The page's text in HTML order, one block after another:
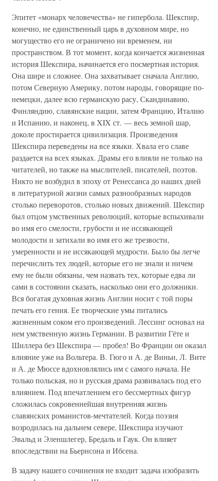
Эпитет «монарх человечества» не гипербола. Шекспир,
конечно, не единственный царь в духовном мире, но
могущество его не ограничено ни временем, ни
пространством. В тот момент, когда кончается жизненная
история Шекспира, начинается его посмертная история.
Она шире и сложнее. Она захватывает сначала Англию,
потом Северную Америку, потом народы, говорящие по-
немецки, далее всю германскую расу, Скандинавию,
Финляндию, славянские нации, затем Францию, Италию
и Испанию, и наконец, в XIX ст. — весь земной шар,
доколе простирается цивилизация. Произведения
Шекспира переведены на все языки. Хвала его славе
раздается на всех языках. Драмы его влияли не только на
читателей, но также на мыслителей, писателей, поэтов.
Никто не возбудил в эпоху от Ренессанса до наших дней
в литературной жизни самых разнообразных народов
столько переворотов, столько новых движений. Шекспир
был отцом умственных революций, которые вспыхивали
во имя его смелости, грубости и не иссякающей
молодости и затихали во имя его же трезвости,
умеренности и не иссякающей мудрости. Было бы легче
перечислить тех людей, которые его не знали и ничем
ему не были обязаны, чем назвать тех, которые едва ли
сами в состоянии сказать, насколько они его должники.
Вся богатая духовная жизнь Англии носит с той поры
печать его гения. Ее творческие умы питались
жизненным соком его произведений. Лессинг основал на
нем умственную жизнь Германии. В развитии Гёте и
Шиллера без Шекспира — пробел! Во Франции он оказал
влияние уже на Вольтера. В. Гюго и А. де Виньи, Л. Вите
и А. де Мюссе вдохновлялись им с самого начала. Не
только польская, но и русская драма развивалась под его
влиянием. Под впечатлением его бессмертных фигур
сложилась сокровеннейшая внутренняя жизнь
славянских романистов-мечтателей. Когда поэзия
возродилась на дальнем севере, Шекспира изучают
Эвальд и Эленшлегер, Бредаль и Гаук. Он влияет
впоследствии на Бьернсона и Ибсена.
В задачу нашего сочинения не входит задача изобразить